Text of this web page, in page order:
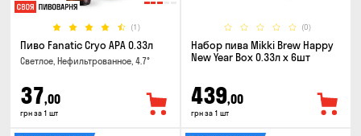
(1)
Пиво Fanatic Cryo APA 0.33л
Светлое, Нефильтрованное, 4.7°
37,00
грн за 1 шт
(0)
Набор пива Mikki Brew Happy
New Year Box 0.33л x 6шт
439,00
грн за 1 шт